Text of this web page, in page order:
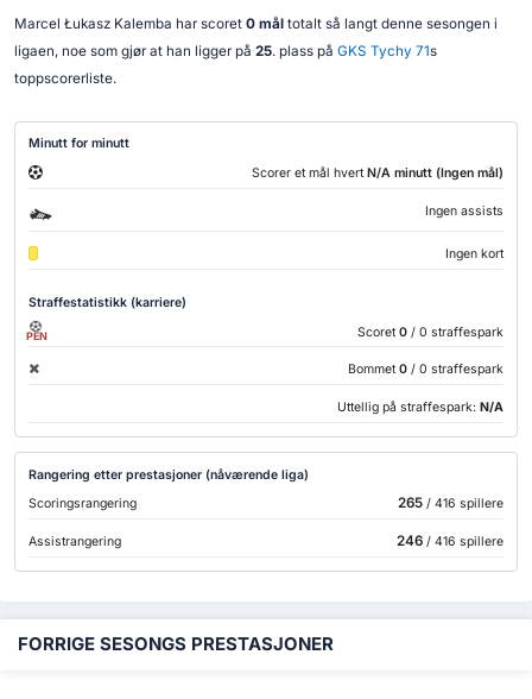
Marcel Łukasz Kalemba har scoret 0 måltotalt så langt denne sesongen i
ligaen, noe som gjør at han ligger på 25. plass på GKS Tychy 71s
toppscorerliste.
Minutt for minutt
Scorer et mål hvertN/A minutt (Ingen mål)
Ingen assists
Ingen kort
Straffestatistikk (karriere)
PEN Scoret 0 / 0 straffespark
Bommet 0 / 0 straffespark
Uttellig på straffespark: N/A
Rangering etter prestasjoner (nåværende liga)
Scoringsrangering
265/ 416 spillere
Assistrangering 246/ 416 spillere
FORRIGE SESONGS PRESTASJONER